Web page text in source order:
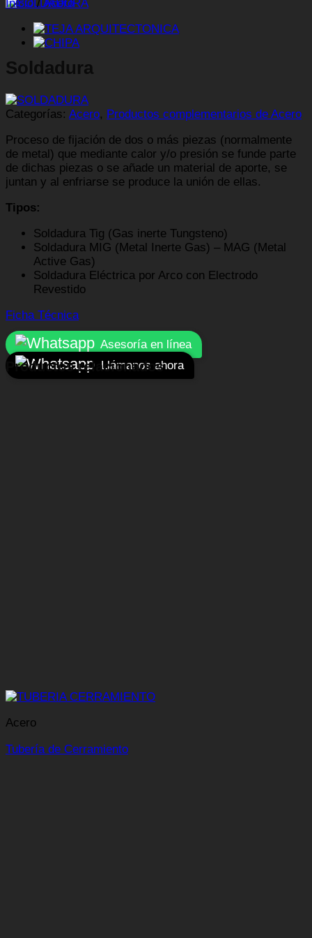
Inicio / Acero
Soldadura
Categorías: Acero, Productos complementarios de Acero
Proceso de fijación de dos o más piezas (normalmente
de metal) que mediante calor y/o presión se funde parte
de dichas piezas o se añade un material de aporte, se
juntan y al enfriarse se produce la unión de ellas.
Tipos:
Soldadura Tig (Gas inerte Tungsteno)
Soldadura MIG (Metal Inerte Gas) – MAG (Metal
Active Gas)
Soldadura Eléctrica por Arco con Electrodo
Revestido
Ficha Técnica
Asesoría en línea
Llámanos ahora
Productos relacionados
Acero
Tubería de Cerramiento